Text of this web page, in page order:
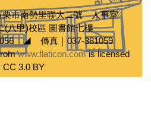
市南勢里聯大二號 人事室
甲)校區 圖書館七樓
◢ 傳真｜037-381059
www.flaticon.comis licensed
CC 3.0 BY